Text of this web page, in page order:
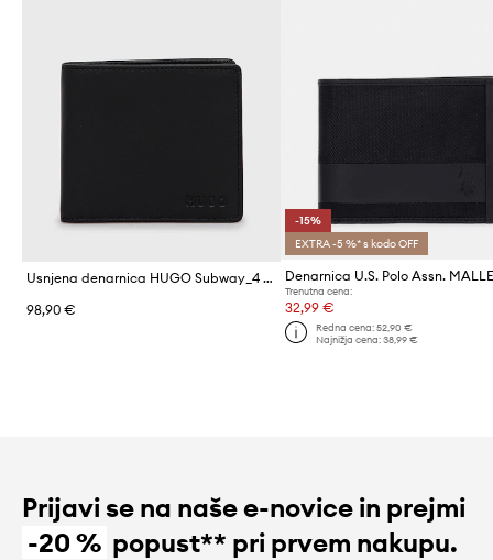
Usnjena denarnica HUGO Subway_4 cc coin
98,90 €
-15%
EXTRA -5 %* s kodo OFF
Denarnica U.S. Polo Assn.
Trenutna cena:
32,99 €
Redna cena: 52,90 €
Najnižja cena: 38,99 €
Prijavi se na naše e-novice in prejmi
-20 % popust** pri prvem nakupu.